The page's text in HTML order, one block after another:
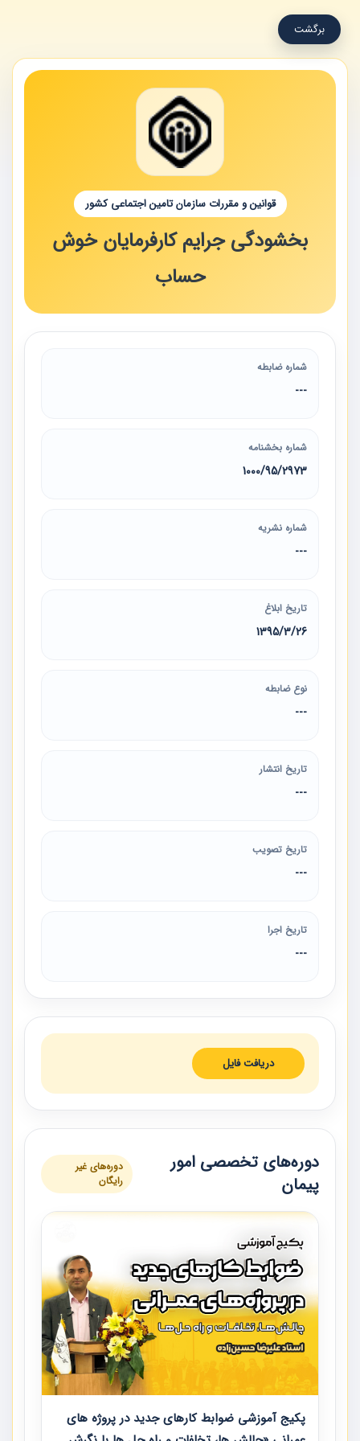
برگشت
قوانین و مقررات سازمان تامین اجتماعی کشور
بخشودگی جرایم کارفرمایان خوش
حساب
شماره ضابطه
---
شماره بخشنامه
1000/95/2973
شماره نشریه
---
تاریخ ابلاغ
1395/3/26
نوع ضابطه
---
تاریخ انتشار
---
تاریخ تصویب
---
تاریخ اجرا
---
دریافت فایل
دوره‌های تخصصی امور
پیمان
دوره‌های غیر
رایگان
پکیج آموزشی ضوابط کارهای جدید در پروژه های